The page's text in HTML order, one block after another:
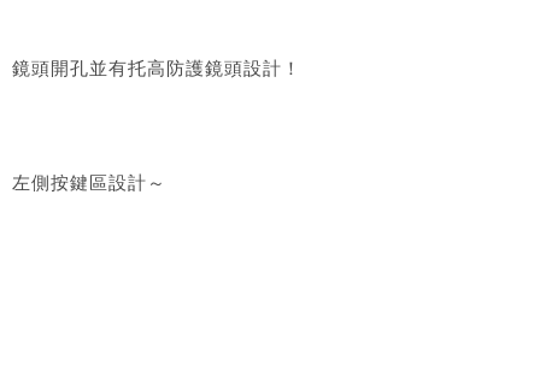
鏡頭開孔並有托高防護鏡頭設計！
左側按鍵區設計～